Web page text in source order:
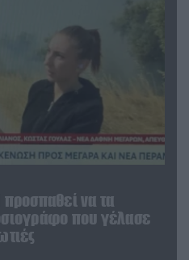
προσπαθεί να τα
που γέλασε